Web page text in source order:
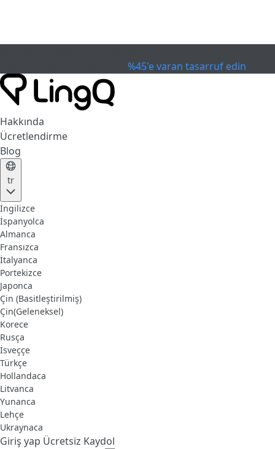
%45'e varan tasarruf edin
Hakkında
Ücretlendirme
Blog
tr
İngilizce
İspanyolca
Almanca
Fransızca
İtalyanca
Portekizce
Japonca
Çin (Basitleştirilmiş)
Çin(Geleneksel)
Korece
Rusça
İsveççe
Türkçe
Hollandaca
Litvanca
Yunanca
Lehçe
Ukraynaca
Giriş yap Ücretsiz Kaydol